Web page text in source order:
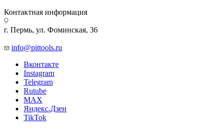
Контактная информация
г. Пермь, ул. Фоминская, 36
info@pittools.ru
Вконтакте
Instagram
Telegram
Rutube
MAX
Яндекс.Дзен
TikTok